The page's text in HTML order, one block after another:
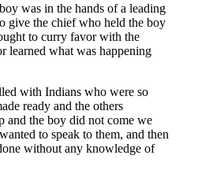
was in the hands of a leading
give the chief who held the boy
to curry favor with the
learned what was happening
with Indians who were so
ready and the others
and the boy did not come we
to speak to them, and then
without any knowledge of